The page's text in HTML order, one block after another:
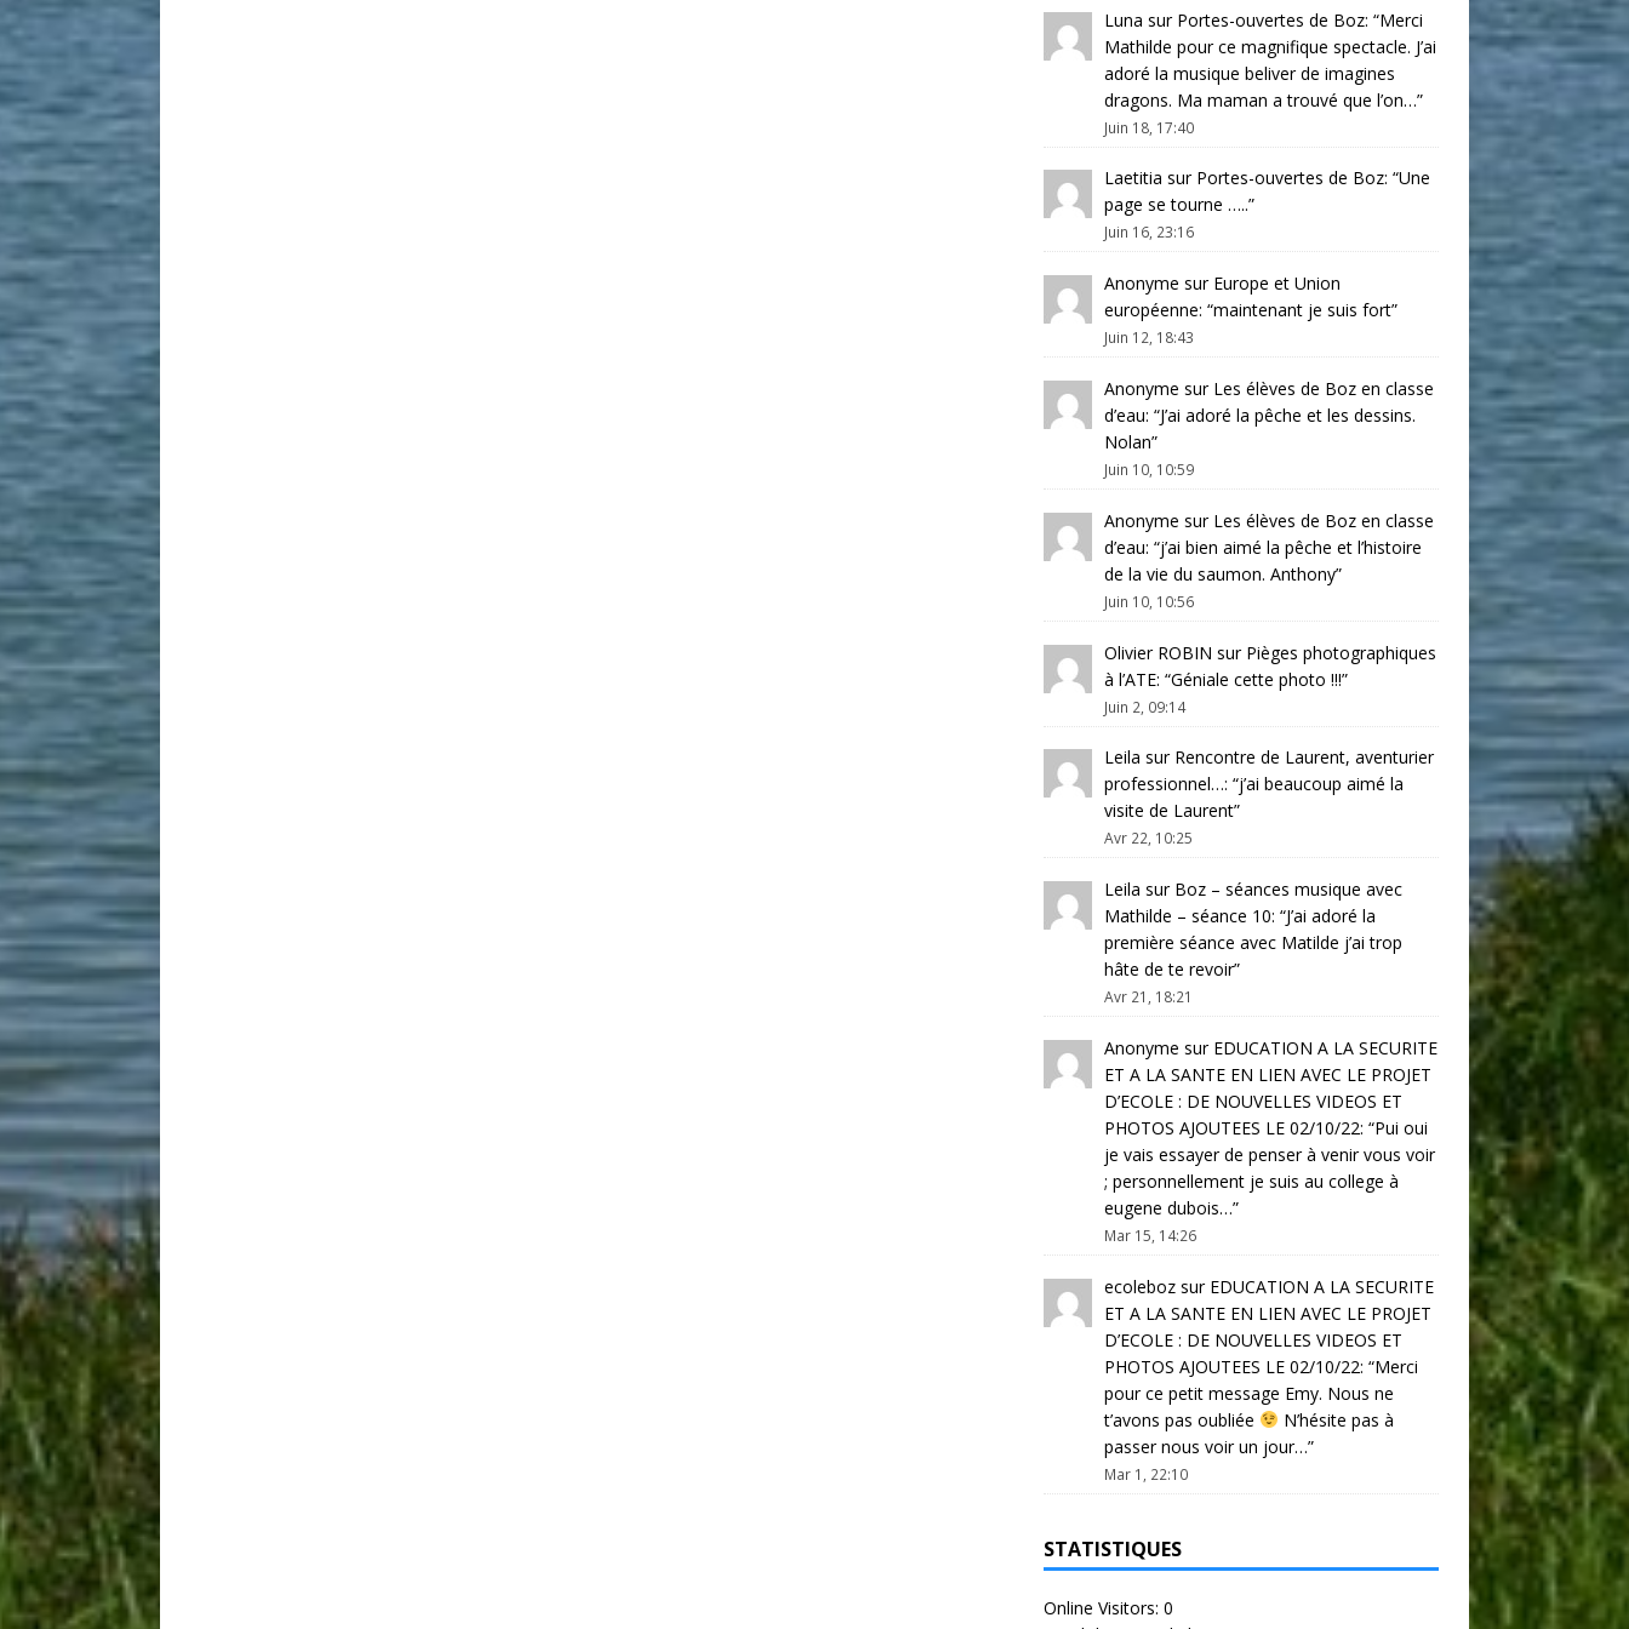
Luna sur Portes-ouvertes de Boz: “Merci
Mathilde pour ce magnifique spectacle. J’ai
adoré la musique beliver de imagines
dragons. Ma maman a trouvé que l’on…”
Juin 18, 17:40
Laetitia sur Portes-ouvertes de Boz: “Une
page se tourne …..”
Juin 16, 23:16
Anonyme sur Europe et Union
européenne: “maintenant je suis fort”
Juin 12, 18:43
Anonyme sur Les élèves de Boz en classe
d’eau: “J’ai adoré la pêche et les dessins.
Nolan”
Juin 10, 10:59
Anonyme sur Les élèves de Boz en classe
d’eau: “j’ai bien aimé la pêche et l’histoire
de la vie du saumon. Anthony”
Juin 10, 10:56
Olivier ROBIN sur Pièges photographiques
à l’ATE: “Géniale cette photo !!!”
Juin 2, 09:14
Leila sur Rencontre de Laurent, aventurier
professionnel…: “j’ai beaucoup aimé la
visite de Laurent”
Avr 22, 10:25
Leila sur Boz – séances musique avec
Mathilde – séance 10: “J’ai adoré la
première séance avec Matilde j’ai trop
hâte de te revoir”
Avr 21, 18:21
Anonyme sur EDUCATION A LA SECURITE
ET A LA SANTE EN LIEN AVEC LE PROJET
D’ECOLE : DE NOUVELLES VIDEOS ET
PHOTOS AJOUTEES LE 02/10/22: “Pui oui
je vais essayer de penser à venir vous voir
; personnellement je suis au college à
eugene dubois…”
Mar 15, 14:26
ecolebozsur EDUCATION A LA SECURITE
ET A LA SANTE EN LIEN AVEC LE PROJET
D’ECOLE : DE NOUVELLES VIDEOS ET
PHOTOS AJOUTEES LE 02/10/22: “Merci
pour ce petit message Emy. Nous ne
t’avons pas oubliée
N’hésite pas à
passer nous voir un jour…”
Mar 1, 22:10
STATISTIQUES
Online Visitors: 0